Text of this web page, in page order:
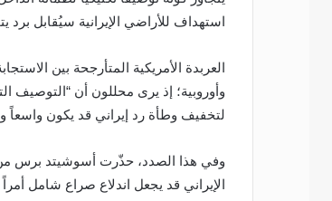
استهداف للأراضي الإيرانية سيُقابل برد
العربدة الأمريكية المتأرجحة بين
وأوروبية؛ إذ يرى محللون أن “التوصيف
لتخفيف وطأة رد إيراني قد يكون واسعاً
وفي هذا الصدد، حذّرت أسوشيتد برس من
الإيراني قد يجعل اندلاع صراع شامل